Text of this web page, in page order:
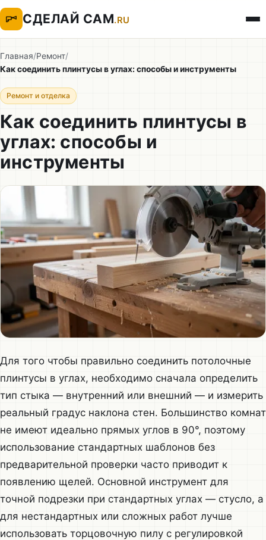
СДЕЛАЙ САМ.RU
Главная/Ремонт/
Как соединить плинтусы в углах: способы и инструменты
Ремонт и отделка
Как соединить плинтусы в
углах: способы и
инструменты
Для того чтобы правильно соединить потолочные
плинтусы в углах, необходимо сначала определить
тип стыка — внутренний или внешний — и измерить
реальный градус наклона стен. Большинство комнат
не имеют идеально прямых углов в 90°, поэтому
использование стандартных шаблонов без
предварительной проверки часто приводит к
появлению щелей. Основной инструмент для
точной подрезки при стандартных углах — стусло, а
для нестандартных или сложных работ лучше
использовать торцовочную пилу с регулировкой